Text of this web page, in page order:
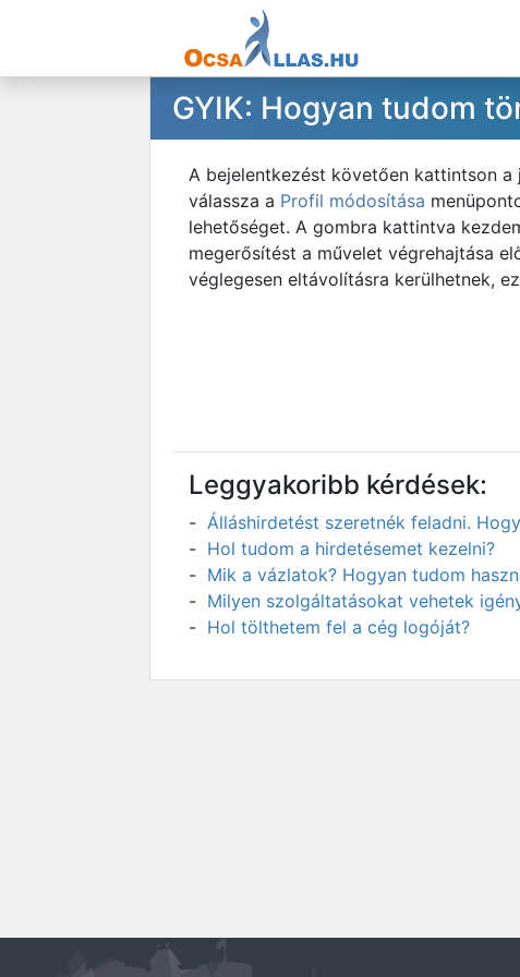
GYIK: Hogyan tudom
A bejelentkezést követően kattintson
válassza a Profil módosítása
lehetőséget. A gombra kattintva
megerősítést a művelet végrehajtása
véglegesen eltávolításra kerülhetnek,
Leggyakoribb kérdések:
Álláshirdetést szeretnék feladni.
Hol tudom a hirdetésemet kezelni?
Mik a vázlatok? Hogyan tudom
Milyen szolgáltatásokat vehetek
Hol tölthetem fel a cég logóját?